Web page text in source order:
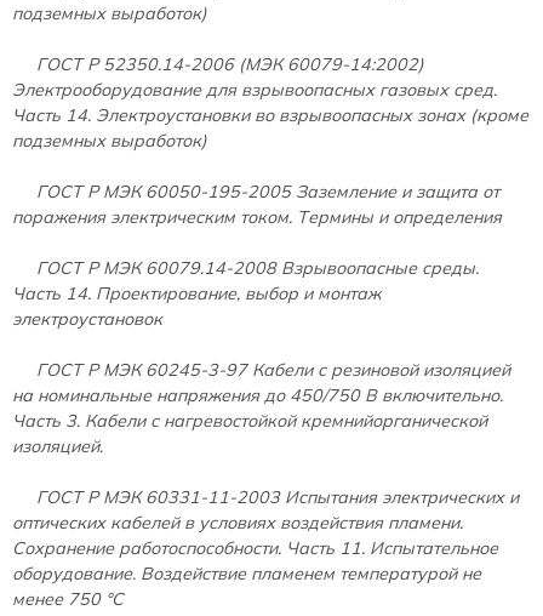
подземных выработок)
ГОСТ Р 52350.14-2006 (МЭК 60079-14:2002)
Электрооборудование для взрывоопасных газовых сред.
Часть 14. Электроустановки во взрывоопасных зонах (кроме
подземных выработок)
ГОСТ Р МЭК 60050-195-2005 Заземление и защита от
поражения электрическим током. Термины и определения
ГОСТ Р МЭК 60079.14-2008 Взрывоопасные среды.
Часть 14. Проектирование, выбор и монтаж
электроустановок
ГОСТ Р МЭК 60245-3-97 Кабели с резиновой изоляцией
на номинальные напряжения до 450/750 В включительно.
Часть 3. Кабели с нагревостойкой кремнийорганической
изоляцией.
ГОСТ Р МЭК 60331-11-2003 Испытания электрических и
оптических кабелей в условиях воздействия пламени.
Сохранение работоспособности. Часть 11. Испытательное
оборудование. Воздействие пламенем температурой не
менее 750 °С